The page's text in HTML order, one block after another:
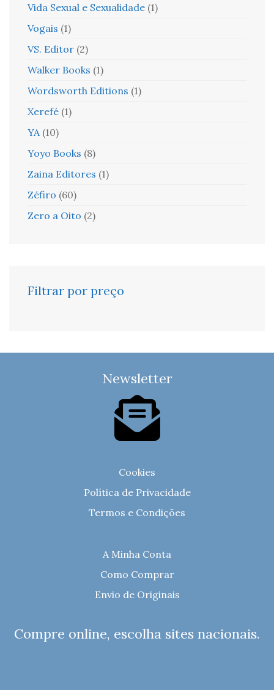
Vida Sexual e Sexualidade (1)
Vogais (1)
VS. Editor (2)
Walker Books (1)
Wordsworth Editions (1)
Xerefé (1)
YA (10)
Yoyo Books (8)
Zaina Editores (1)
Zéfiro (60)
Zero a Oito (2)
Filtrar por preço
Newsletter
Cookies
Política de Privacidade
Termos e Condições
A Minha Conta
Como Comprar
Envio de Originais
Compre online, escolha sites nacionais.